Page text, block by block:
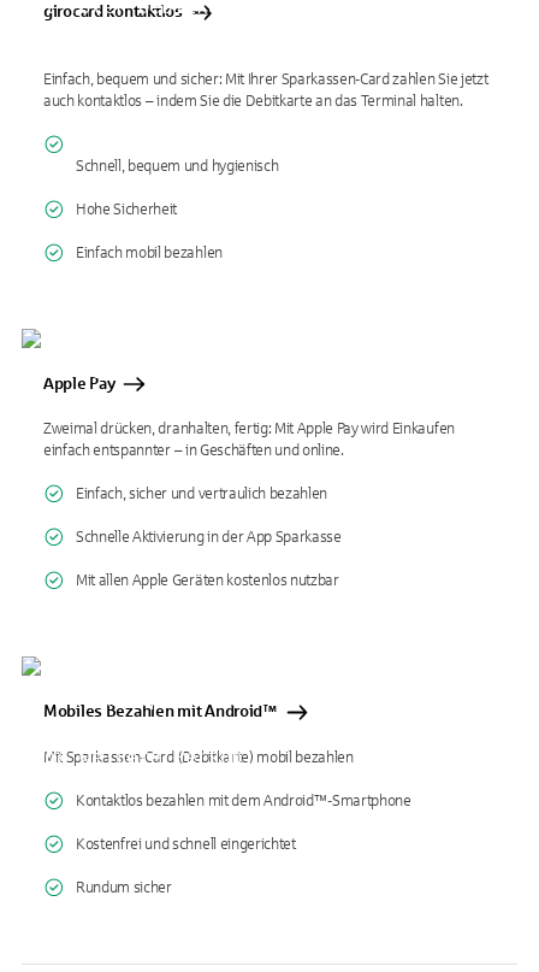
girocard kontaktlos
Einfach, bequem und sicher: Mit Ihrer Sparkassen-Card zahlen Sie jetzt
auch kontaktlos – indem Sie die Debitkarte an das Terminal halten.
Schnell, bequem und hygienisch
Hohe Sicherheit
Einfach mobil bezahlen
Apple Pay
Zweimal drücken, dranhalten, fertig: Mit Apple Pay wird Einkaufen
einfach entspannter – in Geschäften und online.
Einfach, sicher und vertraulich bezahlen
Schnelle Aktivierung in der App Sparkasse
Mit allen Apple Geräten kostenlos nutzbar
Mobiles Bezahlen mit Android™
Mit Sparkassen-Card (Debitkarte) mobil bezahlen
Kontaktlos bezahlen mit dem Android™-Smartphone
Kostenfrei und schnell eingerichtet
Rundum sicher